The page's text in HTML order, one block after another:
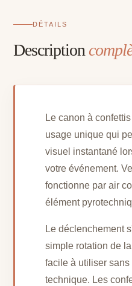
DÉTAILS
Description
Le canon à
usage unique qui
visuel instantané
votre événement.
fonctionne par air
élément
Le déclenchement
simple rotation de
facile à utiliser sans
technique. Les